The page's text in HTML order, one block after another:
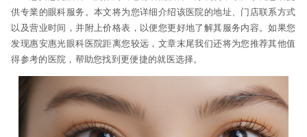
供专業的眼科服务。本文将为您详细介绍该医院的地址、门店联系方式
以及营业时间，并附上价格表，以便您更好地了解其服务内容。如果您
发现惠安惠光眼科医院距离您较远，文章末尾我们还将为您推荐其他值
得参考的医院，帮助您找到更便捷的就医选择。